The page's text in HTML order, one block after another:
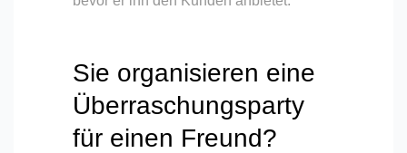
Sie organisieren eine
Überraschungsparty
für einen Freund?